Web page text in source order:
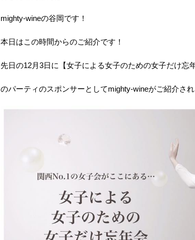
mighty-wineの谷岡です！
本日はこの時間からのご紹介です！
先日の12月3日に【女子による女子のための女子だけ忘
のパーティのスポンサーとしてmighty-wineがご紹介され